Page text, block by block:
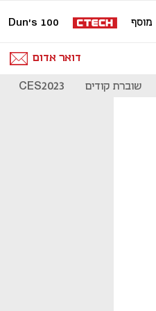
מוסף Dun's 100
דואר אדום
שוברת קודים CES2023